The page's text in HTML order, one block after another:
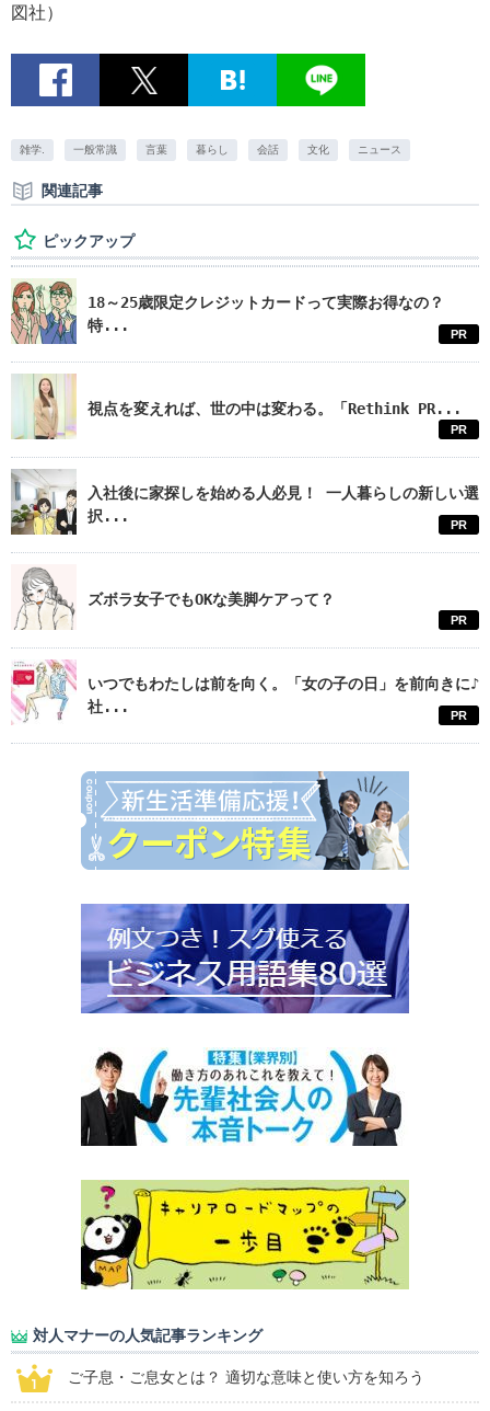
図社）
雑学. 一般常識 言葉 暮らし 会話 文化 ニュース
関連記事
ピックアップ
18～25歳限定クレジットカードって実際お得なの？
特...
PR
視点を変えれば、世の中は変わる。「Rethink PR...
PR
入社後に家探しを始める人必見！ 一人暮らしの新しい選
択...
PR
ズボラ女子でもOKな美脚ケアって？
PR
いつでもわたしは前を向く。「女の子の日」を前向きに♪
社...
PR
対人マナーの人気記事ランキング
ご子息・ご息女とは？ 適切な意味と使い方を知ろう